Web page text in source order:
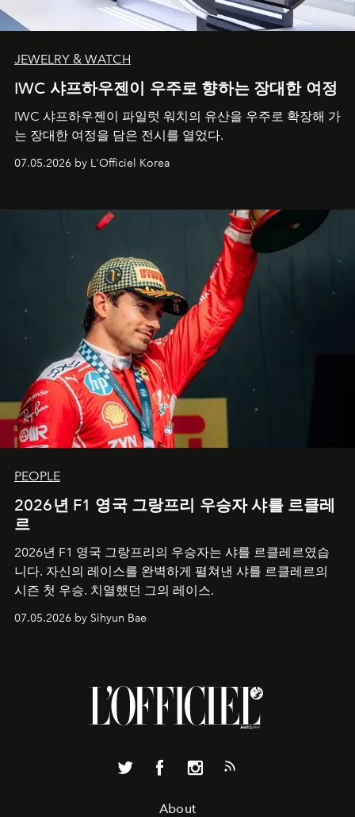
JEWELRY & WATCH
IWC 샤프하우젠이 우주로 향하는 장대한 여정
IWC 샤프하우젠이 파일럿 워치의 유산을 우주로 확장해 가
는 장대한 여정을 담은 전시를 열었다.
07.05.2026 by L'Officiel Korea
PEOPLE
2026년 F1 영국 그랑프리 우승자 샤를 르클레
르
2026년 F1 영국 그랑프리의 우승자는 샤를 르클레르였습
니다. 자신의 레이스를 완벽하게 펼쳐낸 샤를 르클레르의
시즌 첫 우승. 치열했던 그의 레이스.
07.05.2026 by Sihyun Bae
About